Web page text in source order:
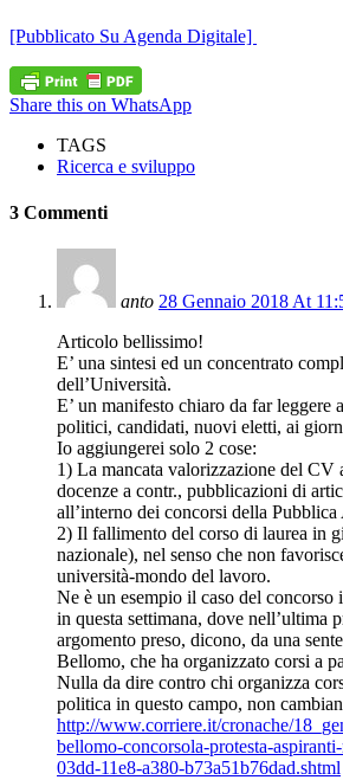
[Pubblicato Su Agenda Digitale]
Share this on WhatsApp
TAGS
Ricerca e sviluppo
3 Commenti
anto 28 Gennaio 2018 At
Articolo bellissimo!
E’ una sintesi ed un concentrato
dell’Università.
E’ un manifesto chiaro da far leggere
politici, candidati, nuovi eletti, ai
Io aggiungerei solo 2 cose:
1) La mancata valorizzazione del CV
docenze a contr., pubblicazioni di
all’interno dei concorsi della
2) Il fallimento del corso di laurea in
nazionale), nel senso che non
università-mondo del lavoro.
Ne è un esempio il caso del concorso
in questa settimana, dove nell’ultima
argomento preso, dicono, da una
Bellomo, che ha organizzato corsi a
Nulla da dire contro chi organizza
politica in questo campo, non
http://www.corriere.it/cronache/
bellomo-concorsola-protesta-
03dd-11e8-a380-b73a51b76dad.shtml